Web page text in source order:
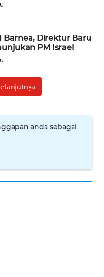
Barnea, Direktur Baru
PM Israel
anda sebagai